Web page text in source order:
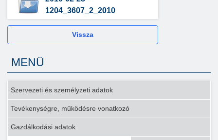
1204_3607_2_2010
Vissza
MENÜ
Szervezeti és személyzeti adatok
Tevékenységre, működésre vonatkozó
Gazdálkodási adatok